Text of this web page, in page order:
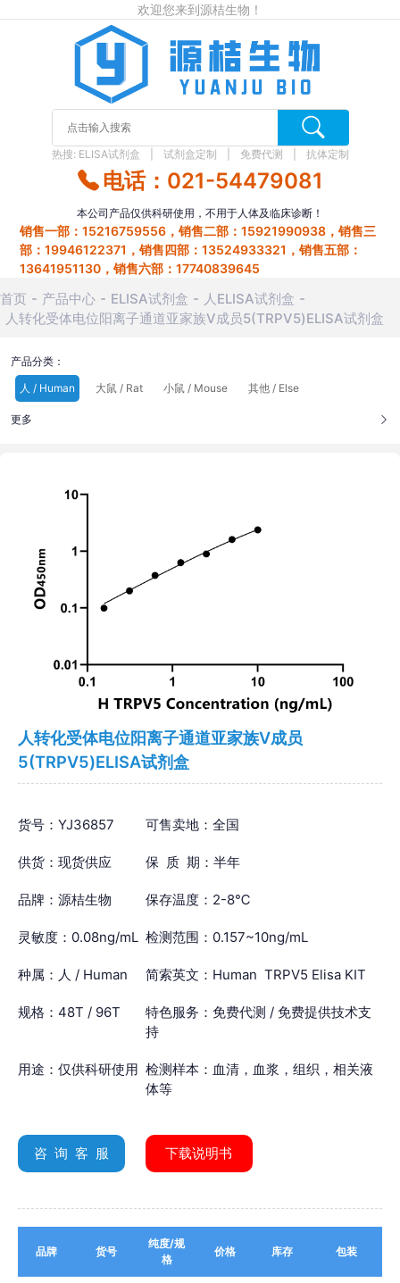
欢迎您来到源桔生物！
热搜: ELISA试剂盒 试剂盒定制 免费代测 抗体定制
电话：021-54479081
本公司产品仅供科研使用，不用于人体及临床诊断！
销售一部：15216759556，销售二部：15921990938，销售三
部：19946122371，销售四部：13524933321，销售五部：
13641951130，销售六部：17740839645
首页 产品中心 ELISA试剂盒
人ELISA试剂盒
人转化受体电位阳离子通道亚家族V成员5(TRPV5)ELISA试剂盒
产品分类：
人 / Human
大鼠 / Rat 小鼠 / Mouse 其他 / Else
更多
人转化受体电位阳离子通道亚家族V成员
5(TRPV5)ELISA试剂盒
货号：YJ36857 可售卖地：全国
供货：现货供应 保 质 期：半年
品牌：源桔生物 保存温度：2-8℃
灵敏度：0.08ng/mL 检测范围：0.157~10ng/mL
种属：人 / Human 简索英文：Human TRPV5 Elisa KIT
规格：48T / 96T
特色服务：免费代测 / 免费提供技术支
持
用途：仅供科研使用 检测样本：血清，血浆，组织，相关液
体等
咨 询 客 服 下载说明书
品牌 货号
纯度/规
格
价格 库存 包装